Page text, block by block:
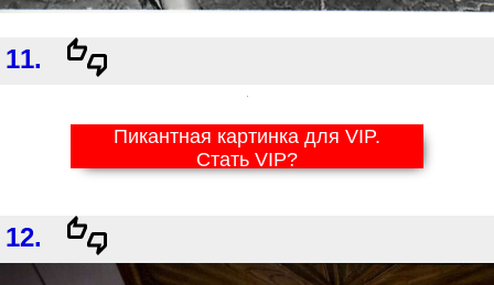
11.
Пикантная картинка для VIP.
Стать VIP?
12.